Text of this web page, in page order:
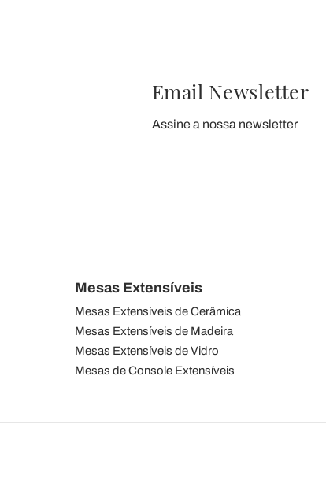
Email Newsletter
Assine a nossa newsletter
Mesas Extensíveis
Mesas Extensíveis de Cerâmica
Mesas Extensíveis de Madeira
Mesas Extensíveis de Vidro
Mesas de Console Extensíveis